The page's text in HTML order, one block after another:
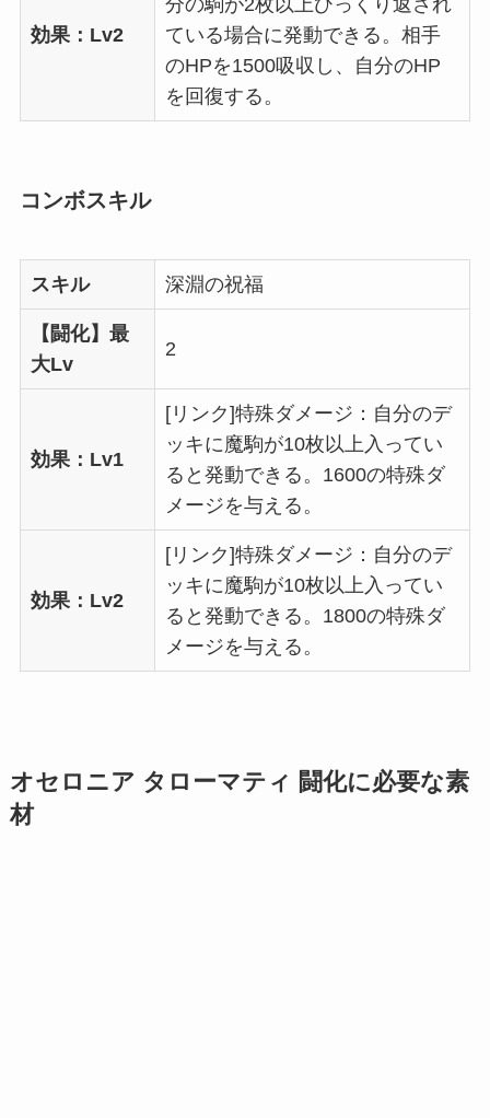
効果：Lv2
分の駒が2枚以上ひっくり返され
ている場合に発動できる。相手
のHPを1500吸収し、自分のHP
を回復する。
コンボスキル
スキル 深淵の祝福
【闘化】最
大Lv
2
効果：Lv1
[リンク]特殊ダメージ：自分のデ
ッキに魔駒が10枚以上入ってい
ると発動できる。1600の特殊ダ
メージを与える。
効果：Lv2
[リンク]特殊ダメージ：自分のデ
ッキに魔駒が10枚以上入ってい
ると発動できる。1800の特殊ダ
メージを与える。
オセロニア タローマティ 闘化に必要な素
材